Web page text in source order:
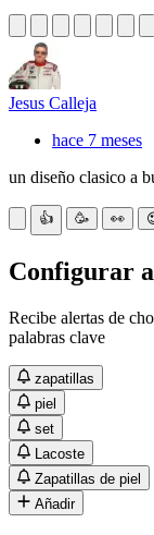
Jesus Calleja
hace 7 meses
un diseño clasico a
👍 🥳 👀
Configurar
Recibe alertas de
palabras clave
zapatillas
piel
set
Lacoste
Zapatillas de piel
Añadir